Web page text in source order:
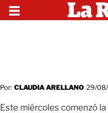
Por: CLAUDIA ARELLANO 29/
Este miércoles comenzó